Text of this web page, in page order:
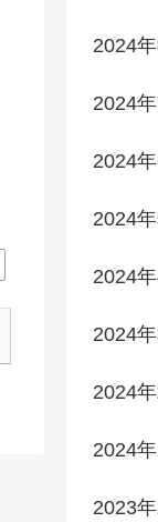
2024
2024
2024
2024
2024
2024
2024
2024
2023